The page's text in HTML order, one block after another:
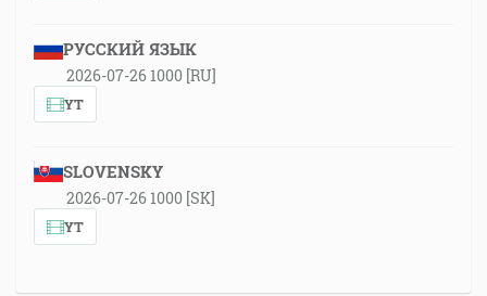
РУССКИЙ ЯЗЫК
2026-07-26 1000 [RU]
YT
SLOVENSKY
2026-07-26 1000 [SK]
YT